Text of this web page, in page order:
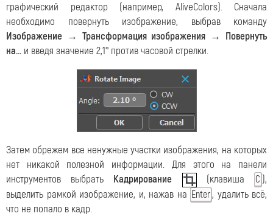
графический редактор (например, AliveColors). Сначала
необходимо повернуть изображение, выбрав команду
Изображение → Трансформация изображения → Повернуть
на... и введя значение 2,1° против часовой стрелки.
Затем обрежем все ненужные участки изображения, на которых
нет никакой полезной информации. Для этого на панели
инструментов выбрать Кадрирование (клавиша C ),
выделить рамкой изображение, и, нажав на Enter, удалить всё,
что не попало в кадр.